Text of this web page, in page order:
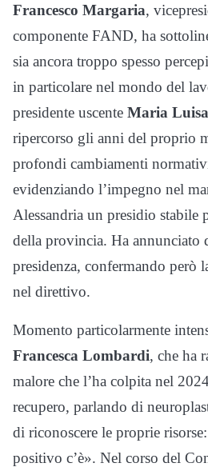
Francesco Margaria,
componente FAND, ha
sia ancora troppo spesso
in particolare nel mondo del
presidente uscente Maria
ripercorso gli anni del proprio
profondi cambiamenti
evidenziando l’impegno nel
Alessandria un presidio
della provincia. Ha annunciato
presidenza, confermando però
nel direttivo.
Momento particolarmente
Francesca Lombardi, che ha
malore che l’ha colpita nel
recupero, parlando di
di riconoscere le proprie
positivo c’è». Nel corso del